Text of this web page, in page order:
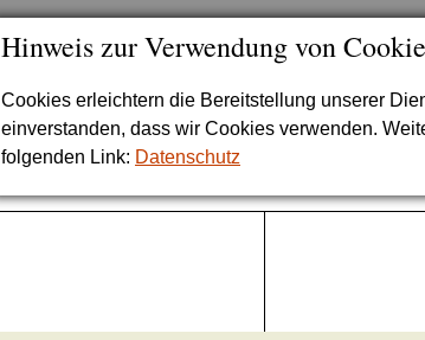
Hinweis zur Verwendung von
Cookies erleichtern die Bereitstellung unserer
einverstanden, dass wir Cookies verwenden.
folgenden Link: Datenschutz